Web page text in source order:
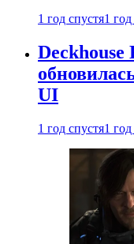
1 год спустя1
UI
1 год спустя1